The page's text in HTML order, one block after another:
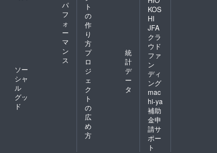
パ
フ
ォ
ー
マ
ン
ス
ソー
シャ
ル
グッ
ド
ト
の
作
り
方
プ
ロ
ジ
ェ
ク
ト
の
広
め
方
統
計
デ
ー
タ
KOS
HI
JFA
クラ
ウド
ファ
ン
ディ
ング
mac
hi-ya
補助
金申
請サ
ポー
ト